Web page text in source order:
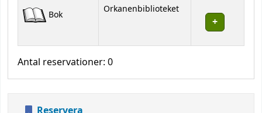
Bok Orkanenbiblioteket
Antal reservationer: 0